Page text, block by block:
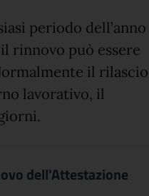
periodo dell’anno
rinnovo può essere
il rilascio
lavorativo, il
dell'Attestazione